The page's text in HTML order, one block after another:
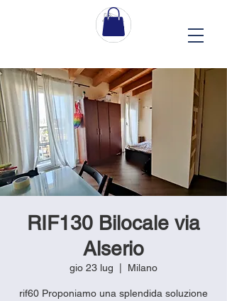
RIF130 Bilocale via
Alserio
gio 23 lug Milano
rif60 Proponiamo una splendida soluzione